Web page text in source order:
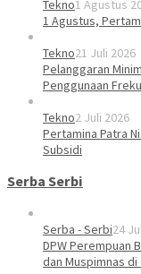
Tekno1 Agustus
1 Agustus,
Tekno21 Juli 2026
Pelanggaran
Penggunaan
Tekno2 Juli 2026
Pertamina Patra
Subsidi
Serba Serbi
Serba - Serbi24
DPW Perempuan
dan Muspimnas